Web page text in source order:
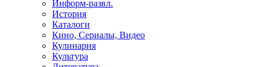
Информ-развл.
История
Каталоги
Кино, Сериалы, Видео
Кулинария
Культура